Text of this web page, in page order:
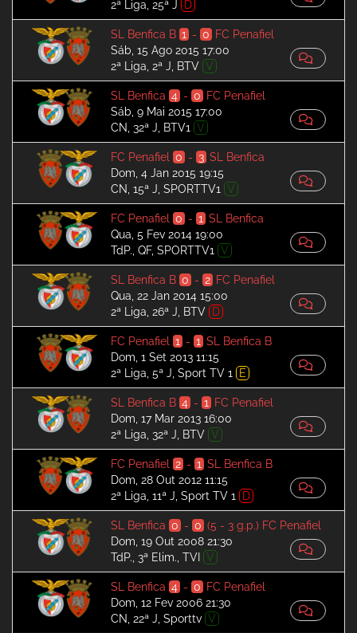
2ª Liga, 25ª J D
SL Benfica B 1 - 0
FC Penafiel
Sáb, 15 Ago 2015 17:00
2ª Liga, 2ª J, BTV V
SL Benfica 4 - 0
FC Penafiel
Sáb, 9 Mai 2015 17:00
CN, 32ª J, BTV1
V
FC Penafiel 0 - 3 SL Benfica
Dom, 4 Jan 2015 19:15
CN, 15ª J, SPORTTV1
V
FC Penafiel 0 - 1 SL Benfica
Qua, 5 Fev 2014 19:00
TdP., QF, SPORTTV1
V
SL Benfica B 0 - 2 FC Penafiel
Qua, 22 Jan 2014 15:00
2ª Liga, 26ª J, BTV
D
FC Penafiel 1 - 1 SL Benfica B
Dom, 1 Set 2013 11:15
2ª Liga, 5ª J, Sport TV 1
E
SL Benfica B 4 - 1
FC Penafiel
Dom, 17 Mar 2013 16:00
2ª Liga, 32ª J, BTV V
FC Penafiel 2 - 1 SL Benfica B
Dom, 28 Out 2012 11:15
2ª Liga, 11ª J, Sport TV 1
D
SL Benfica 0 - 0 (5 - 3 g.p.) FC Penafiel
Dom, 19 Out 2008 21:30
TdP., 3ª Elim., TVI
V
SL Benfica 4 - 0
FC Penafiel
Dom, 12 Fev 2006 21:30
CN, 22ª J, Sporttv V